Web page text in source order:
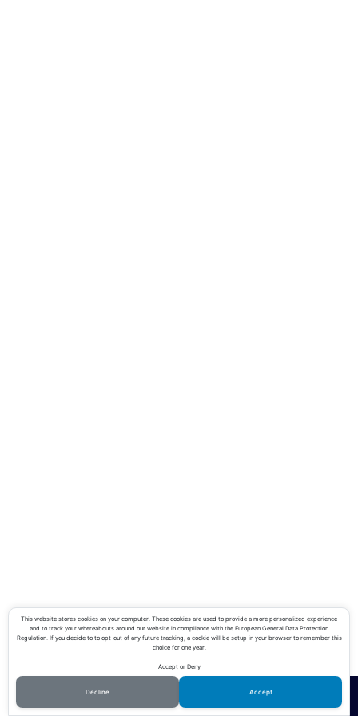
This website stores cookies on your computer. These cookies are used to provide a more personalized experience
and to track your whereabouts around our website in compliance with the European General Data Protection
Regulation. If you decide to to opt-out of any future tracking, a cookie will be setup in your browser to remember this
choice for one year.
Accept or Deny
Decline Accept